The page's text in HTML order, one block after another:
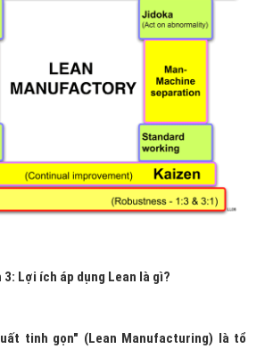
3: Lợi ích áp dụng Lean là gì?
tinh gọn" (Lean Manufacturing) là tổ